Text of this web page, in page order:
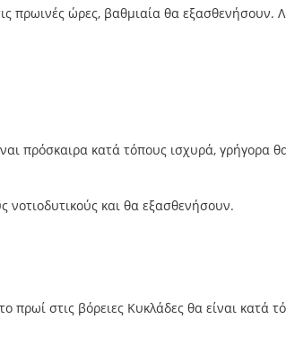
πρωινές ώρες, βαθμιαία θα εξασθενήσουν.
πρόσκαιρα κατά τόπους ισχυρά, γρήγορα
νοτιοδυτικούς και θα εξασθενήσουν.
πρωί στις βόρειες Κυκλάδες θα είναι κατά